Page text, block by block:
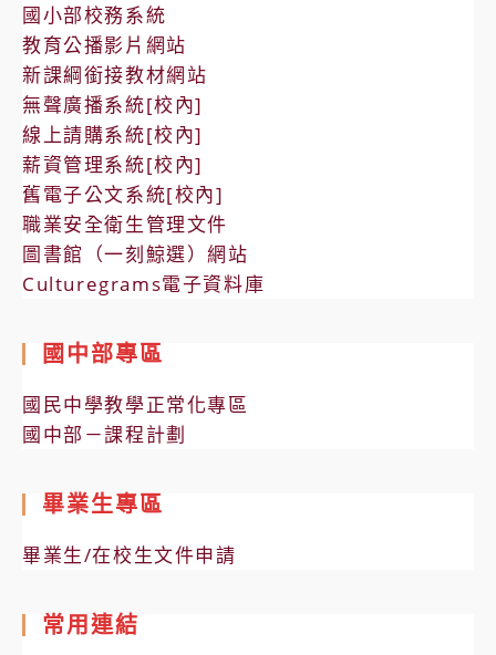
國小部校務系統
教育公播影片網站
新課綱銜接教材網站
無聲廣播系統[校內]
線上請購系統[校內]
薪資管理系統[校內]
舊電子公文系統[校內]
職業安全衛生管理文件
圖書館（一刻鯨選）網站
Culturegrams電子資料庫
國中部專區
國民中學教學正常化專區
國中部－課程計劃
畢業生專區
畢業生/在校生文件申請
常用連結